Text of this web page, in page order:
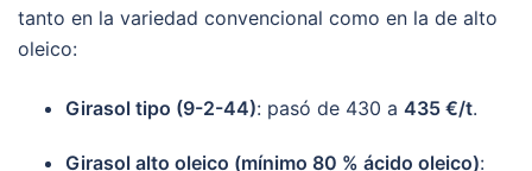
tanto en la variedad convencional como en la de alto
oleico:
Girasol tipo (9-2-44): pasó de 430 a 435 €/t.
Girasol alto oleico (mínimo 80 % ácido oleico):